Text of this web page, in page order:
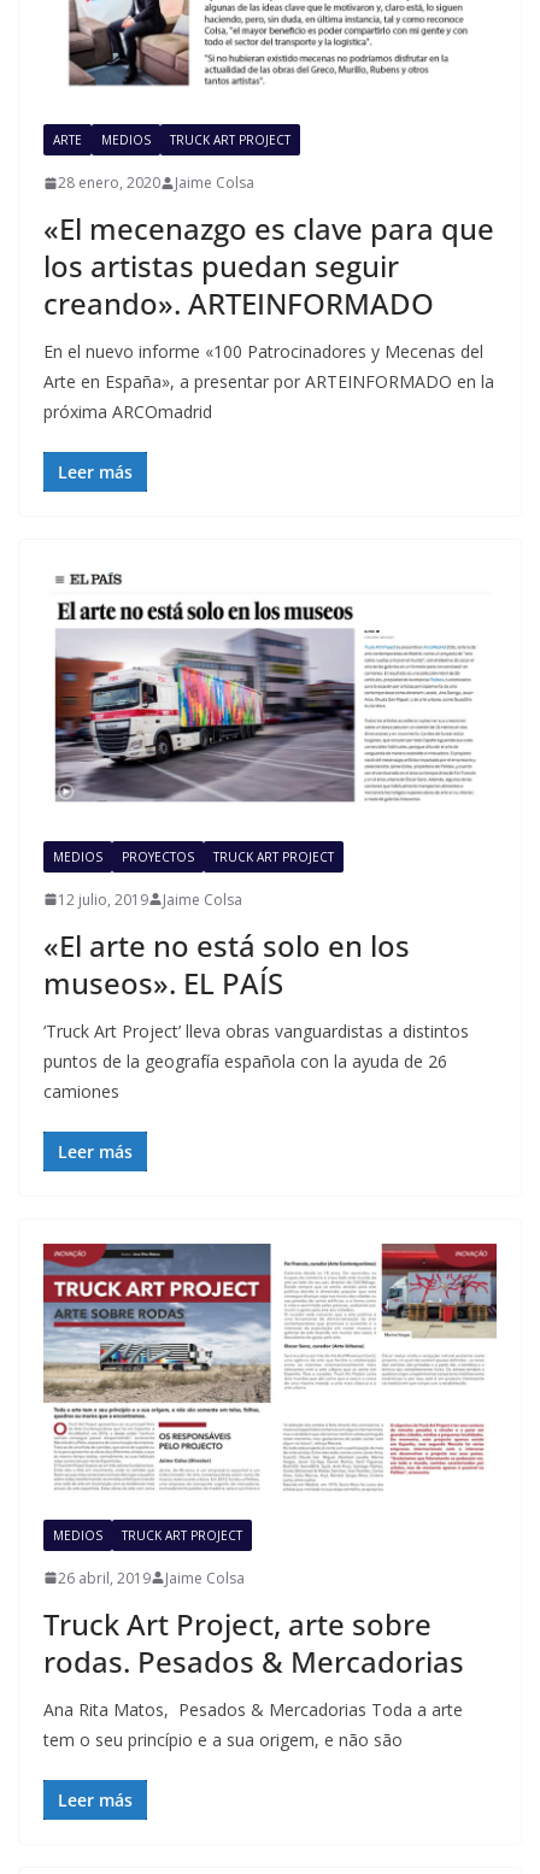
ARTE MEDIOS TRUCK ART PROJECT
28 enero, 2020 Jaime Colsa
«El mecenazgo es clave para que
los artistas puedan seguir
creando». ARTEINFORMADO
En el nuevo informe «100 Patrocinadores y Mecenas del
Arte en España», a presentar por ARTEINFORMADO en la
próxima ARCOmadrid
Leer más
MEDIOS PROYECTOS TRUCK ART PROJECT
12 julio, 2019 Jaime Colsa
«El arte no está solo en los
museos». EL PAÍS
‘Truck Art Project’ lleva obras vanguardistas a distintos
puntos de la geografía española con la ayuda de 26
camiones
Leer más
MEDIOS TRUCK ART PROJECT
26 abril, 2019 Jaime Colsa
Truck Art Project, arte sobre
rodas. Pesados & Mercadorias
Ana Rita Matos, Pesados & Mercadorias Toda a arte
tem o seu princípio e a sua origem, e não são
Leer más